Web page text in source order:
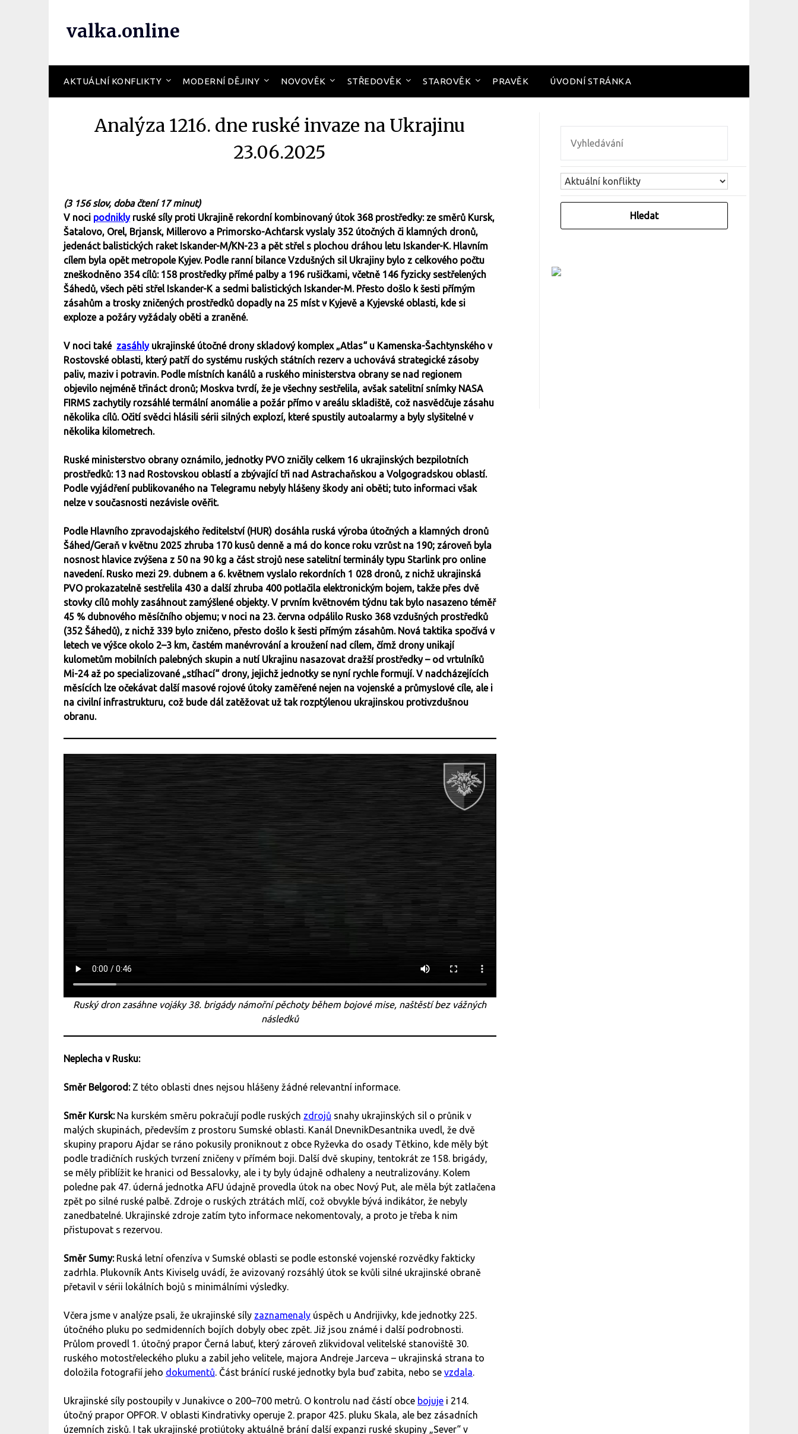
valka.online
AKTUÁLNÍ KONFLIKTY MODERNÍ DĚJINY NOVOVĚK STŘEDOVĚK STAROVĚK PRAVĚK ÚVODNÍ STRÁNKA
Analýza 1216. dne ruské invaze na Ukrajinu
23.06.2025
(3 156 slov, doba čtení 17 minut)
V noci podniklyruské síly proti Ukrajině rekordní kombinovaný útok 368 prostředky: ze směrů Kursk,
Šatalovo, Orel, Brjansk, Millerovo a Primorsko-Achťarsk vyslaly 352 útočných či klamných dronů,
jedenáct balistických raket Iskander-M/KN-23 a pět střel s plochou dráhou letu Iskander-K. Hlavním
cílem byla opět metropole Kyjev. Podle ranní bilance Vzdušných sil Ukrajiny bylo z celkového počtu
zneškodněno 354 cílů: 158 prostředky přímé palby a 196 rušičkami, včetně 146 fyzicky sestřelených
Šáhedů, všech pěti střel Iskander-K a sedmi balistických Iskander-M. Přesto došlo k šesti přímým
zásahům a trosky zničených prostředků dopadly na 25 míst v Kyjevě a Kyjevské oblasti, kde si
exploze a požáry vyžádaly oběti a zraněné.
V noci také zasáhlyukrajinské útočné drony skladový komplex „Atlas“ u Kamenska-Šachtynského v
Rostovské oblasti, který patří do systému ruských státních rezerv a uchovává strategické zásoby
paliv, maziv i potravin. Podle místních kanálů a ruského ministerstva obrany se nad regionem
objevilo nejméně třináct dronů; Moskva tvrdí, že je všechny sestřelila, avšak satelitní snímky NASA
FIRMS zachytily rozsáhlé termální anomálie a požár přímo v areálu skladiště, což nasvědčuje zásahu
několika cílů. Očití svědci hlásili sérii silných explozí, které spustily autoalarmy a byly slyšitelné v
několika kilometrech.
Ruské ministerstvo obrany oznámilo, jednotky PVO zničily celkem 16 ukrajinských bezpilotních
prostředků: 13 nad Rostovskou oblastí a zbývající tři nad Astrachaňskou a Volgogradskou oblastí.
Podle vyjádření publikovaného na Telegramu nebyly hlášeny škody ani oběti; tuto informaci však
nelze v současnosti nezávisle ověřit.
Podle Hlavního zpravodajského ředitelství (HUR) dosáhla ruská výroba útočných a klamných dronů
Šáhed/Geraň v květnu 2025 zhruba 170 kusů denně a má do konce roku vzrůst na 190; zároveň byla
nosnost hlavice zvýšena z 50 na 90 kg a část strojů nese satelitní terminály typu Starlink pro online
navedení. Rusko mezi 29. dubnem a 6. květnem vyslalo rekordních 1 028 dronů, z nichž ukrajinská
PVO prokazatelně sestřelila 430 a další zhruba 400 potlačila elektronickým bojem, takže přes dvě
stovky cílů mohly zasáhnout zamýšlené objekty. V prvním květnovém týdnu tak bylo nasazeno téměř
45 % dubnového měsíčního objemu; v noci na 23. června odpálilo Rusko 368 vzdušných prostředků
(352 Šáhedů), z nichž 339 bylo zničeno, přesto došlo k šesti přímým zásahům. Nová taktika spočívá v
letech ve výšce okolo 2–3 km, častém manévrování a kroužení nad cílem, čímž drony unikají
kulometům mobilních palebných skupin a nutí Ukrajinu nasazovat dražší prostředky – od vrtulníků
Mi-24 až po specializované „stíhací“ drony, jejichž jednotky se nyní rychle formují. V nadcházejících
měsících lze očekávat další masové rojové útoky zaměřené nejen na vojenské a průmyslové cíle, ale i
na civilní infrastrukturu, což bude dál zatěžovat už tak rozptýlenou ukrajinskou protivzdušnou
obranu.
Ruský dron zasáhne vojáky 38. brigády námořní pěchoty během bojové mise, naštěstí bez vážných
následků
Neplecha v Rusku:
Směr Belgorod:Z této oblasti dnes nejsou hlášeny žádné relevantní informace.
Směr Kursk: Na kurském směru pokračují podle ruských zdrojů snahy ukrajinských sil o průnik v
malých skupinách, především z prostoru Sumské oblasti. Kanál DnevnikDesantnika uvedl, že dvě
skupiny praporu Ajdar se ráno pokusily proniknout z obce Ryževka do osady Tětkino, kde měly být
podle tradičních ruských tvrzení zničeny v přímém boji. Další dvě skupiny, tentokrát ze 158. brigády,
se měly přiblížit ke hranici od Bessalovky, ale i ty byly údajně odhaleny a neutralizovány. Kolem
poledne pak 47. úderná jednotka AFU údajně provedla útok na obec Nový Put, ale měla být zatlačena
zpět po silné ruské palbě. Zdroje o ruských ztrátách mlčí, což obvykle bývá indikátor, že nebyly
zanedbatelné. Ukrajinské zdroje zatím tyto informace nekomentovaly, a proto je třeba k nim
přistupovat s rezervou.
Směr Sumy: Ruská letní ofenzíva v Sumské oblasti se podle estonské vojenské rozvědky fakticky
zadrhla. Plukovník Ants Kiviselg uvádí, že avizovaný rozsáhlý útok se kvůli silné ukrajinské obraně
přetavil v sérii lokálních bojů s minimálními výsledky.
Včera jsme v analýze psali, že ukrajinské síly zaznamenaly úspěch u Andrijivky, kde jednotky 225.
útočného pluku po sedmidenních bojích dobyly obec zpět. Již jsou známé i další podrobnosti.
Průlom provedl 1. útočný prapor Černá labuť, který zároveň zlikvidoval velitelské stanoviště 30.
ruského motostřeleckého pluku a zabil jeho velitele, majora Andreje Jarceva – ukrajinská strana to
doložila fotografií jeho dokumentů. Část bránící ruské jednotky byla buď zabita, nebo se vzdala.
Ukrajinské síly postoupily v Junakivce o 200–700 metrů. O kontrolu nad částí obce bojuje i 214.
útočný prapor OPFOR. V oblasti Kindrativky operuje 2. prapor 425. pluku Skala, ale bez zásadních
územních zisků. I tak ukrajinské protiútoky aktuálně brání další expanzi ruské skupiny „Sever“ v